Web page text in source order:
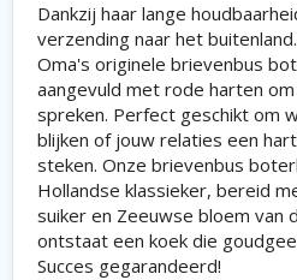
Dankzij haar lange
verzending naar het
Oma's originele brievenbus
aangevuld met rode harten
spreken. Perfect geschikt om
blijken of jouw relaties een
steken. Onze brievenbus
Hollandse klassieker, bereid
suiker en Zeeuwse bloem van
ontstaat een koek die
Succes gegarandeerd!